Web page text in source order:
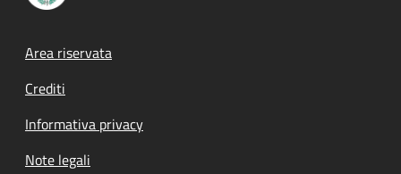
Footer menu
Area riservata
Crediti
Informativa privacy
Note legali